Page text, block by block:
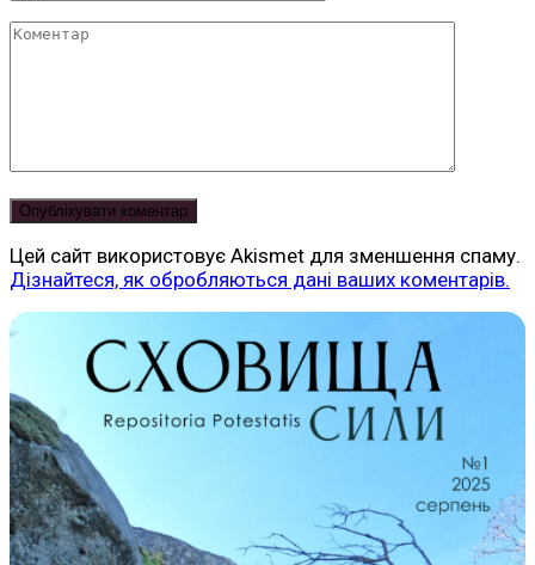
Коментар
Цей сайт використовує Akismet для зменшення спаму.
Дізнайтеся, як обробляються дані ваших коментарів.